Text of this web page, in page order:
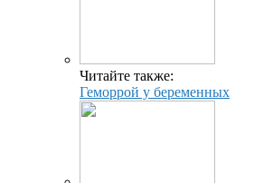
Читайте также:
Геморрой у беременных